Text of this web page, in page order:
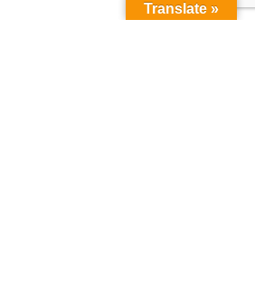
Translate »